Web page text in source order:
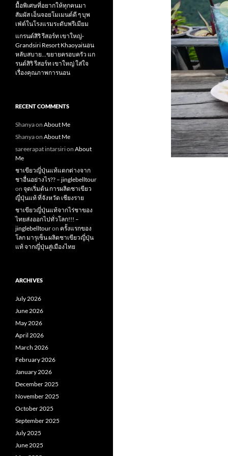
มื้อพิเศษที่อยากให้ทุกคนมา
สัมผัส เอ็นจอยโมเมนต์ดี ๆ บุพ
เฟ่ต์ในโรงแรมระดับพรีเมียม
แกรนด์สิริ​ รีสอร์ท​ เขาใหญ่​-
Grandsiri​ Resort​ Khaoyaiนอน
หลับสบาย…ขยายครอบครัว แก
รนด์สิริ รีสอร์ท เขาใหญ่ ใส่ใจ
เรื่องคุณภาพการนอน
RECENT COMMENTS
Shanyaon About Me
Shanyaon About Me
sareerapat intarsirion About
Me
ชาเขียวญี่ปุ่นแท้แตกต่างจาก
ชาอื่นอย่างไร?? – jinglebelltour
on จุดเริ่มต้น การผลิตชาเขียว
ญี่ปุ่นแท้ ที่จังหวัด เชียงราย
ชาเขียวญี่ปุ่นแท้จากไร่ชาของ
ไทยส่งออกไปทั่วโลก!!! –
jinglebelltouron ครั้งแรกของ
โลก มารุเซ็น ผลิตชาเขียวญี่ปุ่น
แท้ จากญี่ปุ่นสู่เมืองไทย
ARCHIVES
July 2026
June 2026
May 2026
April 2026
March 2026
February 2026
January 2026
December 2025
November 2025
October 2025
September 2025
July 2025
June 2025